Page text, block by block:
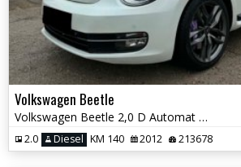
Volkswagen Beetle
Volkswagen Beetle 2,0 D Automat Bogata Wersja Zamiana
2.0 Diesel KM 140 2012 213678